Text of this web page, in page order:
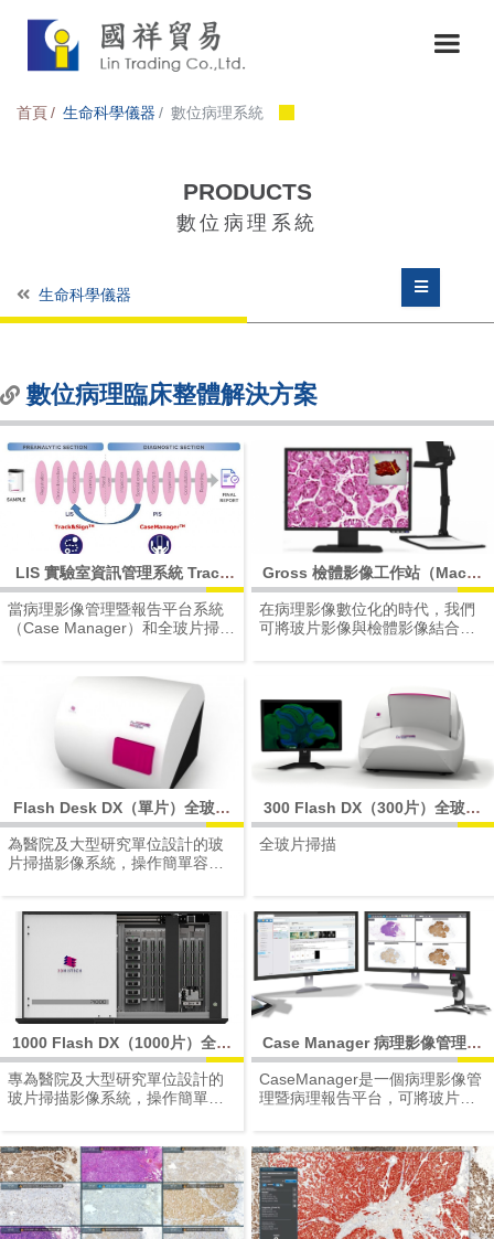
首頁 生命科學儀器 數位病理系統
PRODUCTS
數位病理系統
生命科學儀器
通用型全玻片影像整理解決方案
各式病理影像教學平台及考試系統
病理研究相關設備
數位病理臨床整體解決方案
LIS 實驗室資訊管理系統 Track
& Sign
當病理影像管理暨報告平台系統
（Case Manager）和全玻片掃描
Track＆Sign 可以在數位病理工
作流程中建立共同工作環境，即
可從病理檢體登錄到玻片影像管
理，儲存和查看最終報告。
Gross 檢體影像工作站（Macro
Station)
在病理影像數位化的時代，我們
可將玻片影像與檢體影像結合，
Flash Desk DX（單片）全玻片
掃描機
為醫院及大型研究單位設計的玻
片掃描影像系統，操作簡單容易
取得高解析全景圖像。透過網際
網路隨時觀看、分享、會診、教
學及討論，資訊傳遞零時差
300 Flash DX（300片）全玻片
掃描機
全玻片掃描
1000 Flash DX（1000片）全玻
片掃描機
專為醫院及大型研究單位設計的
玻片掃描影像系統，操作簡單容
鬆取得高解析全景圖像。透過網
際網路隨時觀看、分享、會診、
教學及討論，資訊傳遞零時差。
Case Manager 病理影像管理暨
報告平台系統
CaseManager是一個病理影像管
理暨病理報告平台，可將玻片影
等功能均整合至該系統。最終並
可整合輔助診斷之影像分析軟
體，將分析結果匯出於報告中，
使該系統可以完美的符合病理實
驗室的需求。